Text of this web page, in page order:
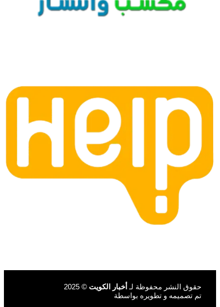
حقوق النشر محفوظة لـ أخبار الكويت © 2025
تم تصميمه و تطويره بواسطة